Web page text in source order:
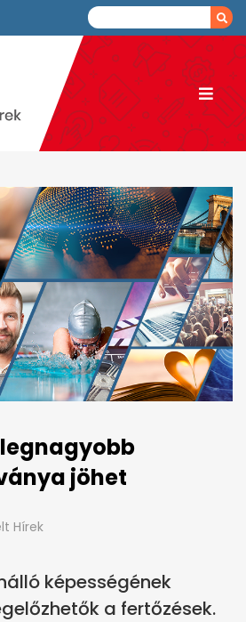
jöhet
Hírek
képességének
a fertőzések.